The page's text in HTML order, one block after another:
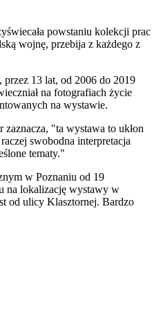
powstaniu kolekcji prac
wojnę, przebija z każdego z
13 lat, od 2006 do 2019
na fotografiach życie
na wystawie.
zaznacza, "ta wystawa to ukłon
swobodna interpretacja
tematy."
w Poznaniu od 19
na lokalizację wystawy w
od ulicy Klasztornej. Bardzo